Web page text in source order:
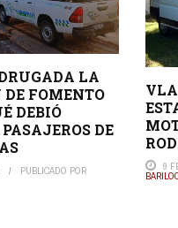
LA
FOMENTO
DEBIÓ
DE
PUBLICADO POR 9